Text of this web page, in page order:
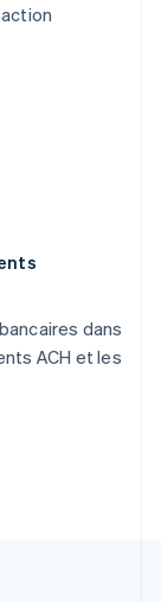
dans
ACH et les